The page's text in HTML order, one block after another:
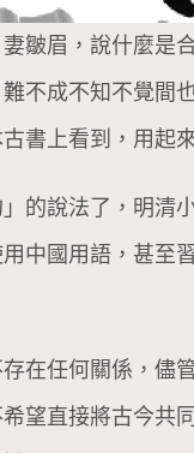
皺眉，說什麼是
不成不知不覺間
書上看到，用起
的說法了，明清
中國用語，甚至
在任何關係，儘
望直接將古今共